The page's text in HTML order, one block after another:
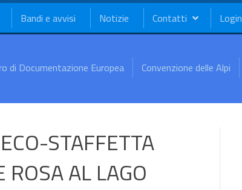
Bandi e avvisi Notizie Contatti Login
di Documentazione Europea Convenzione delle Alpi
STAFFETTA
AL LAGO